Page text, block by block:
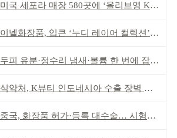
미국 세포라 매장 580곳에 ‘올리브영 K뷰티에딧’ 론칭
이넬화장품, 입큰 ‘누디 레이어 컬렉션’ 출시
두피 유분·정수리 냄새·볼륨 한 번에 잡는다
식약처, K뷰티 인도네시아 수출 장벽 완화 성과
중국, 화장품 허가·등록 대수술… 시험자료 공용 허용